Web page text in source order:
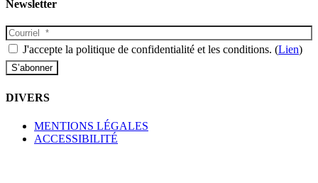
Newsletter
J'accepte la politique de confidentialité et les conditions. (Lien)
DIVERS
MENTIONS LÉGALES
ACCESSIBILITÉ